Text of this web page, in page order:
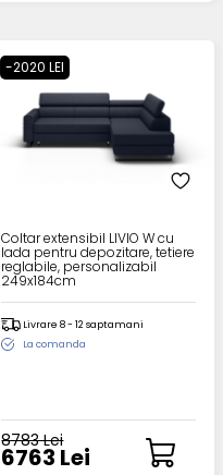
-2020 LEI
Coltar extensibil LIVIO W cu
lada pentru depozitare, tetiere
reglabile, personalizabil
249x184cm
Livrare 8 - 12 saptamani
La comanda
8783 Lei
6763 Lei